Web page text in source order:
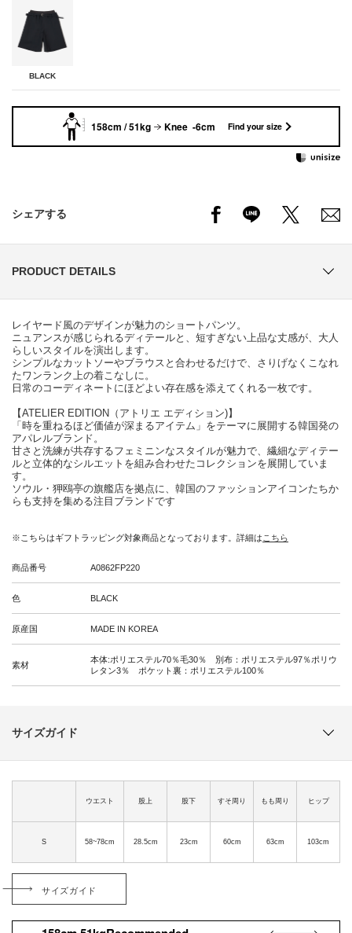
BLACK
158cm / 51kg Knee -6cm Find your size
シェアする
PRODUCT DETAILS
レイヤード風のデザインが魅力のショートパンツ。
ニュアンスが感じられるディテールと、短すぎない上品な丈感が、大人
らしいスタイルを演出します。
シンプルなカットソーやブラウスと合わせるだけで、さりげなくこなれ
たワンランク上の着こなしに。
日常のコーディネートにほどよい存在感を添えてくれる一枚です。
【ATELIER EDITION（アトリエ エディション)】
「時を重ねるほど価値が深まるアイテム」をテーマに展開する韓国発の
アパレルブランド。
甘さと洗練が共存するフェミニンなスタイルが魅力で、繊細なディテー
ルと立体的なシルエットを組み合わせたコレクションを展開していま
す。
ソウル・狎鴎亭の旗艦店を拠点に、韓国のファッションアイコンたちか
らも支持を集める注目ブランドです
※こちらはギフトラッピング対象商品となっております。詳細は こちら
商品番号 A0862FP220
色 BLACK
原産国 MADE IN KOREA
素材
本体:ポリエステル70％毛30％ 別布：ポリエステル97％ポリウ
レタン3％ ポケット裏：ポリエステル100％
サイズガイド
ウエスト 股上 股下 すそ周り もも周り ヒップ
S 58~78cm 28.5cm 23cm 60cm 63cm 103cm
サイズガイド